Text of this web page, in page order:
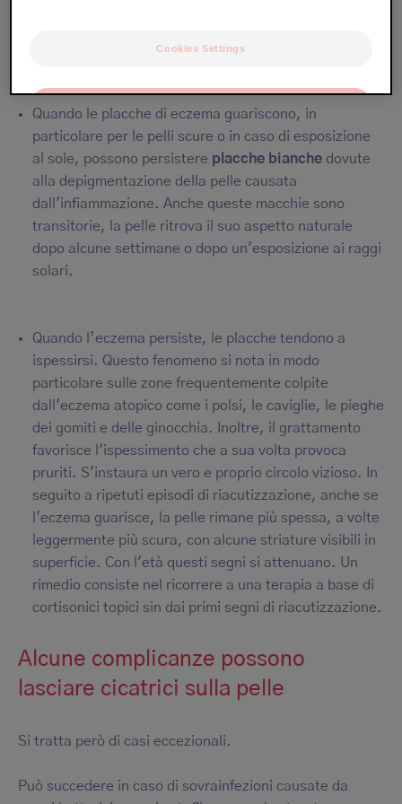
Quando le placche di eczema guariscono, in
particolare per le pelli scure o in caso di esposizione
al sole, possono persistere placche bianche dovute
alla depigmentazione della pelle causata
dall'infiammazione. Anche queste macchie sono
transitorie, la pelle ritrova il suo aspetto naturale
dopo alcune settimane o dopo un'esposizione ai raggi
solari.
Quando l’eczema persiste, le placche tendono a
ispessirsi. Questo fenomeno si nota in modo
particolare sulle zone frequentemente colpite
dall'eczema atopico come i polsi, le caviglie, le pieghe
dei gomiti e delle ginocchia. Inoltre, il grattamento
favorisce l'ispessimento che a sua volta provoca
pruriti. S'instaura un vero e proprio circolo vizioso. In
seguito a ripetuti episodi di riacutizzazione, anche se
l'eczema guarisce, la pelle rimane più spessa, a volte
leggermente più scura, con alcune striature visibili in
superficie. Con l'età questi segni si attenuano. Un
rimedio consiste nel ricorrere a una terapia a base di
cortisonici topici sin dai primi segni di riacutizzazione.
Alcune complicanze possono
lasciare cicatrici sulla pelle
Si tratta però di casi eccezionali.
Può succedere in caso di sovrainfezioni causate da
Cookies Settings